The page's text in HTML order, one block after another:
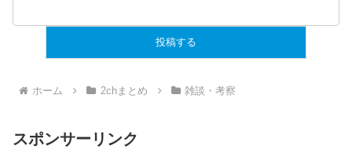
ホーム 2chまとめ 雑談・考察
スポンサーリンク